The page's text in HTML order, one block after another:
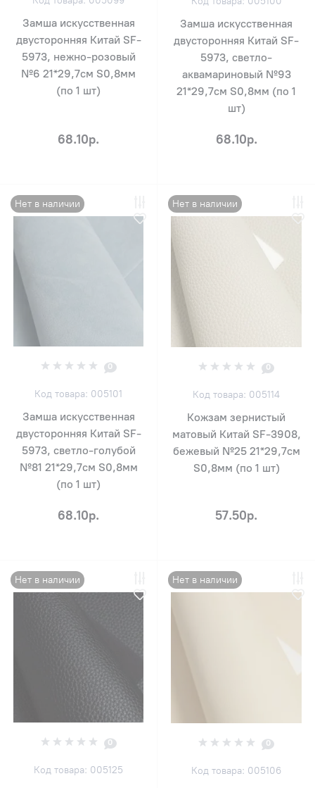
Замша искусственная
двусторонняя Китай SF-
5973, нежно-розовый
№6 21*29,7см S0,8мм
(по 1 шт)
68.10р.
Замша искусственная
двусторонняя Китай SF-
5973, светло-
аквамариновый №93
21*29,7см S0,8мм (по 1
шт)
68.10р.
Нет в наличии
0
Код товара: 005101
Замша искусственная
двусторонняя Китай SF-
5973, светло-голубой
№81 21*29,7см S0,8мм
(по 1 шт)
68.10р.
Нет в наличии
0
Код товара: 005114
Кожзам зернистый
матовый Китай SF-3908,
бежевый №25 21*29,7см
S0,8мм (по 1 шт)
57.50р.
Нет в наличии
0
Код товара: 005125
Нет в наличии
0
Код товара: 005106